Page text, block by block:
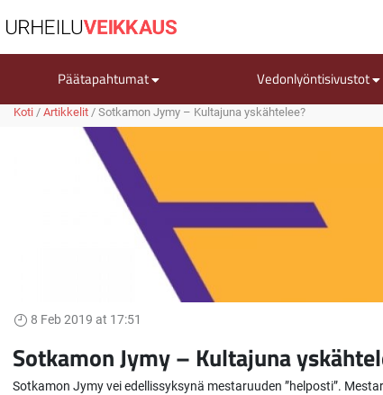
Päätapahtumat Vedonlyöntisivustot
Koti / Artikkelit / Sotkamon Jymy – Kultajuna yskähtelee?
8 Feb 2019 at 17:51
Sotkamon Jymy – Kultajuna
Sotkamon Jymy vei edellissyksynä mestaruuden ”helposti”.